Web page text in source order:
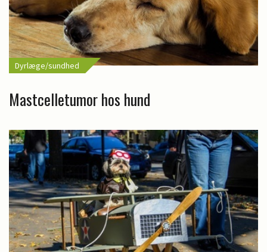
Dyrlæge/sundhed
Mastcelletumor hos hund